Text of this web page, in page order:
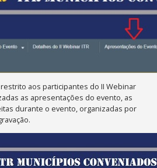
aos participantes do II Webinar
as apresentações do evento, as
durante o evento, organizadas por